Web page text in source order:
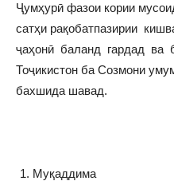
Ҷумҳурӣ фазои кории
сатҳи рақобатпазирии
ҷаҳонӣ баланд гардад ва
Тоҷикистон ба Созмони
бахшида шавад.
Муқаддима